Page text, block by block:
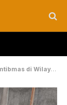
Sejumlah Pedagang Pasar Agus Salim, Begini Pesannya